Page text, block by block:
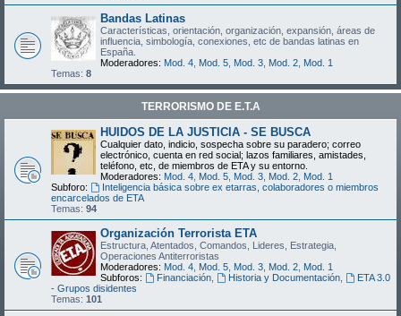
Bandas Latinas
Características, orientación, organización, expansión, áreas de
influencia, simbología, conexiones, etc de bandas latinas en
España.
Moderadores: Mod. 4 Mod. 5 Mod. 3 Mod. 2 Mod. 1
Temas: 8
TERRORISMO DE E.T.A
HUIDOS DE LA JUSTICIA - SE BUSCA
Cualquier dato, indicio, sospecha sobre su paradero; correo
electrónico, cuenta en red social; lazos familiares, amistades,
teléfono, etc, de miembros de ETA y su entorno.
Moderadores: Mod. 4 Mod. 5 Mod. 3 Mod. 2 Mod. 1
Subforo:
Inteligencia básica sobre ex etarras, colaboradores o miembros
encarcelados de ETA
Temas: 94
Organización Terrorista ETA
Estructura, Atentados, Comandos, Lideres, Estrategia,
Operaciones Antiterroristas
Moderadores: Mod. 4 Mod. 5 Mod. 3 Mod. 2 Mod. 1
Subforos:
Financiación, Historia y Documentación,
ETA 3.0
- Grupos disidentes
Temas: 101